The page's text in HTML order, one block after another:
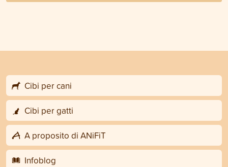
Cibi per cani
Cibi per gatti
A proposito di ANiFiT
Infoblog